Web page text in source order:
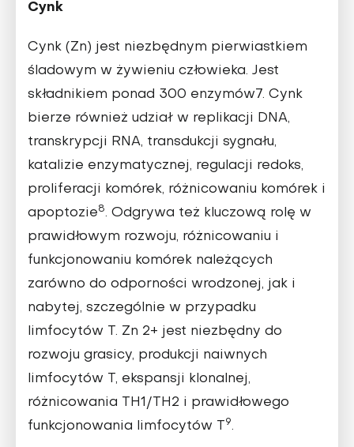
Cynk
Cynk (Zn) jest niezbędnym pierwiastkiem
śladowym w żywieniu człowieka. Jest
składnikiem ponad 300 enzymów7. Cynk
bierze również udział w replikacji DNA,
transkrypcji RNA, transdukcji sygnału,
katalizie enzymatycznej, regulacji redoks,
proliferacji komórek, różnicowaniu komórek i
apoptozie8. Odgrywa też kluczową rolę w
prawidłowym rozwoju, różnicowaniu i
funkcjonowaniu komórek należących
zarówno do odporności wrodzonej, jak i
nabytej, szczególnie w przypadku
limfocytów T. Zn 2+ jest niezbędny do
rozwoju grasicy, produkcji naiwnych
limfocytów T, ekspansji klonalnej,
różnicowania TH1/TH2 i prawidłowego
funkcjonowania limfocytów T 9.